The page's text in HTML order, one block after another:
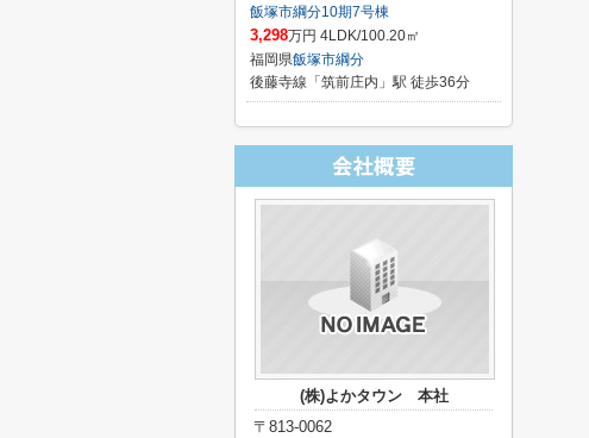
飯塚市綱分10期7号棟
3,298万円 4LDK/100.20㎡
福岡県飯塚市綱分
後藤寺線「筑前庄内」駅 徒歩36分
(株)よかタウン 本社
〒813-0062